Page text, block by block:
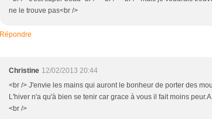
ne le trouve pas<br />
Répondre
Christine 12/02/2013 20:44
<br /> J'envie les mains qui auront le bonheur de porter des
L'hiver n'a qu'à bien se tenir car grace à vous il fait moins
<br />